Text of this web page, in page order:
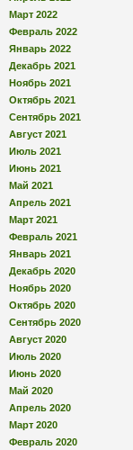
Март 2022
Февраль 2022
Январь 2022
Декабрь 2021
Ноябрь 2021
Октябрь 2021
Сентябрь 2021
Август 2021
Июль 2021
Июнь 2021
Май 2021
Апрель 2021
Март 2021
Февраль 2021
Январь 2021
Декабрь 2020
Ноябрь 2020
Октябрь 2020
Сентябрь 2020
Август 2020
Июль 2020
Июнь 2020
Май 2020
Апрель 2020
Март 2020
Февраль 2020